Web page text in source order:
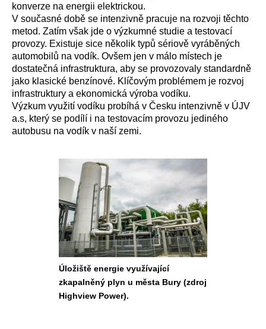
konverze na energii elektrickou.
V současné době se intenzivně pracuje na rozvoji těchto
metod. Zatím však jde o výzkumné studie a testovací
provozy. Existuje sice několik typů sériově vyráběných
automobilů na vodík. Ovšem jen v málo místech je
dostatečná infrastruktura, aby se provozovaly standardně
jako klasické benzínové. Klíčovým problémem je rozvoj
infrastruktury a ekonomická výroba vodíku.
Výzkum využití vodíku probíhá v Česku intenzivně v ÚJV
a.s, který se podílí i na testovacím provozu jediného
autobusu na vodík v naší zemi.
Úložiště energie využívající
zkapalněný plyn u města Bury (zdroj
Highview Power).